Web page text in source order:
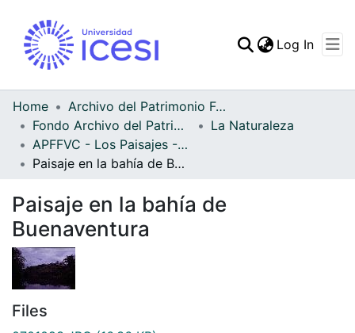
Statistics
Log In
Home
Archivo del Patrimonio Fotográfico y Fílmico del Valle del Cauca
Fondo Archivo del Patrimonio Fotográfico y Fílmico del Valle del Cauca
La Naturaleza
APFFVC - Los Paisajes - Patrimonial
Paisaje en la bahía de Buenaventura
Paisaje en la bahía de
Buenaventura
Files